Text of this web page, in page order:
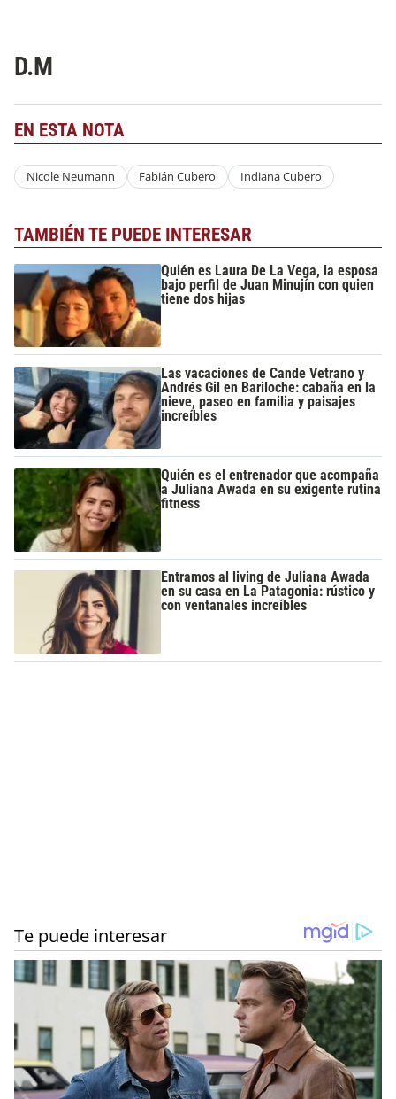
D.M
EN ESTA NOTA
Nicole Neumann Fabián Cubero Indiana Cubero
TAMBIÉN TE PUEDE INTERESAR
Quién es Laura De La Vega, la esposa
bajo perfil de Juan Minujín con quien
tiene dos hijas
Las vacaciones de Cande Vetrano y
Andrés Gil en Bariloche: cabaña en la
nieve, paseo en familia y paisajes
increíbles
Quién es el entrenador que acompaña
a Juliana Awada en su exigente rutina
fitness
Entramos al living de Juliana Awada
en su casa en La Patagonia: rústico y
con ventanales increíbles